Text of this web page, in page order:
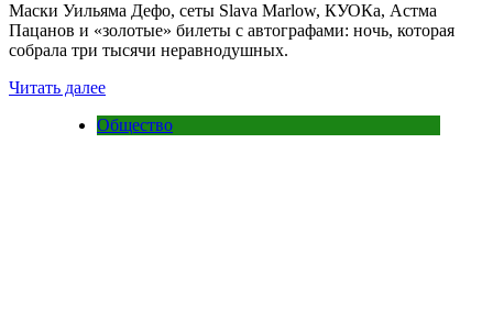
Маски Уильяма Дефо, сеты Slava Marlow, КУОКа, Астма
Пацанов и «золотые» билеты с автографами: ночь, которая
собрала три тысячи неравнодушных.
Читать далее
Общество